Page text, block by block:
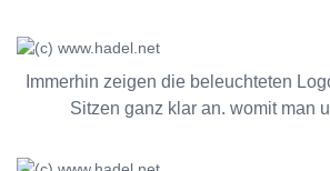
Immerhin zeigen die beleuchteten
Sitzen ganz klar an. womit man